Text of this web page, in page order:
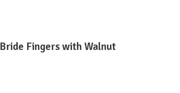
Bride Fingers with Walnut